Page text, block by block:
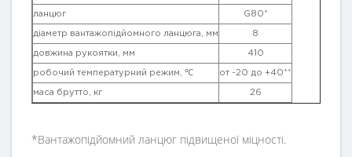
ланцюг G80*
діаметр вантажопідйомного ланцюга, мм 8
довжина рукоятки, мм 410
робочий температурний режим, ℃ от -20 до +40**
маса брутто, кг 26
*Вантажопідйомний ланцюг підвищеної міцності.